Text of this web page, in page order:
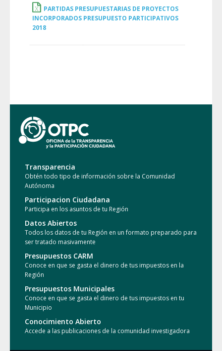
PARTIDAS PRESUPUESTARIAS DE PROYECTOS
INCORPORADOS PRESUPUESTO PARTICIPATIVOS
2018
Transparencia
Obtén todo tipo de información sobre la Comunidad
Autónoma
Participacion Ciudadana
Participa en los asuntos de tu Región
Datos Abiertos
Todos los datos de tu Región en un formato preparado para
ser tratado masivamente
Presupuestos CARM
Conoce en que se gasta el dinero de tus impuestos en la
Región
Presupuestos Municipales
Conoce en que se gasta el dinero de tus impuestos en tu
Municipio
Conocimiento Abierto
Accede a las publicaciones de la comunidad investigadora